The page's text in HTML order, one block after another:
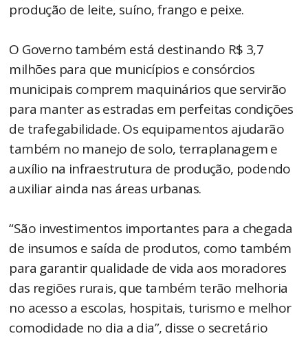
produção de leite, suíno, frango e peixe.
O Governo também está destinando R$ 3,7
milhões para que municípios e consórcios
municipais comprem maquinários que servirão
para manter as estradas em perfeitas condições
de trafegabilidade. Os equipamentos ajudarão
também no manejo de solo, terraplanagem e
auxílio na infraestrutura de produção, podendo
auxiliar ainda nas áreas urbanas.
“São investimentos importantes para a chegada
de insumos e saída de produtos, como também
para garantir qualidade de vida aos moradores
das regiões rurais, que também terão melhoria
no acesso a escolas, hospitais, turismo e melhor
comodidade no dia a dia”, disse o secretário